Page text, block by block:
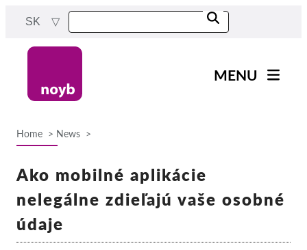
content
SK
MENU
Projekty
orgánov
Home News
Ako mobilné aplikácie
nelegálne zdieľajú vaše osobné
údaje